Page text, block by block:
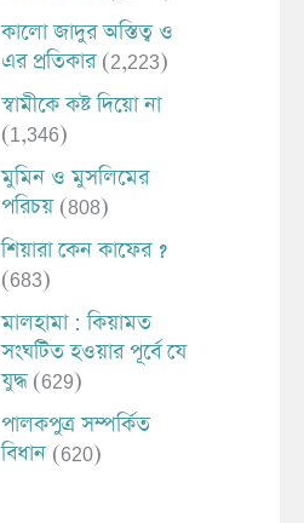
কালো জাদুর অস্তিত্ব ও
এর প্রতিকার (2,223)
স্বামীকে কষ্ট দিয়ো না
(1,346)
মুমিন ও মুসলিমের
পরিচয় (808)
শিয়ারা কেন কাফের ?
(683)
মালহামা : কিয়ামত
সংঘটিত হওয়ার পূর্বে যে
যুদ্ধ (629)
পালকপুত্র সম্পর্কিত
বিধান (620)